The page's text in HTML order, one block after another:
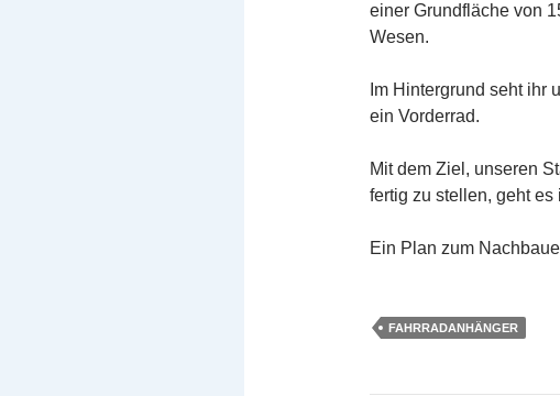
einer Grundfläche von
Wesen.
Im Hintergrund seht ihr
ein Vorderrad.
Mit dem Ziel, unseren
fertig zu stellen, geht
Ein Plan zum
FAHRRADANHÄNGER